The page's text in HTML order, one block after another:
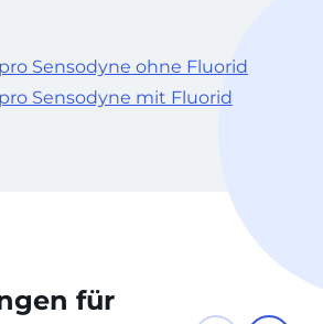
Sensodyne ohne Fluorid
Sensodyne mit Fluorid
für